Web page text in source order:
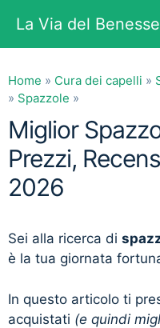
contenuto
La Via del
Home » Cura dei capelli »
» Spazzole »
Miglior
Prezzi,
2026
Sei alla ricerca di
è la tua giornata
In questo articolo ti
acquistati (e quindi